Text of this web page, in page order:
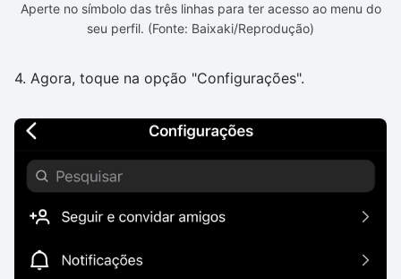
Aperte no símbolo das três linhas para ter acesso ao menu do
seu perfil. (Fonte: Baixaki/Reprodução)
4. Agora, toque na opção "Configurações".